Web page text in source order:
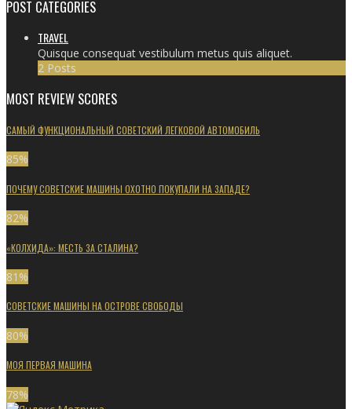
POST CATEGORIES
TRAVEL
Quisque consequat vestibulum metus quis aliquet.
2 Posts
MOST REVIEW SCORES
САМЫЙ ФУНКЦИОНАЛЬНЫЙ СОВЕТСКИЙ ЛЕГКОВОЙ АВТОМОБИЛЬ
85%
ПОЧЕМУ СОВЕТСКИЕ МАШИНЫ ОХОТНО ПОКУПАЛИ НА ЗАПАДЕ?
82%
«КОЛХИДА»: МЕСТЬ ЗА СТАЛИНА?
81 %
СОВЕТСКИЕ МАШИНЫ НА ОСТРОВЕ СВОБОДЫ
80%
МОЯ ПЕРВАЯ МАШИНА
78%